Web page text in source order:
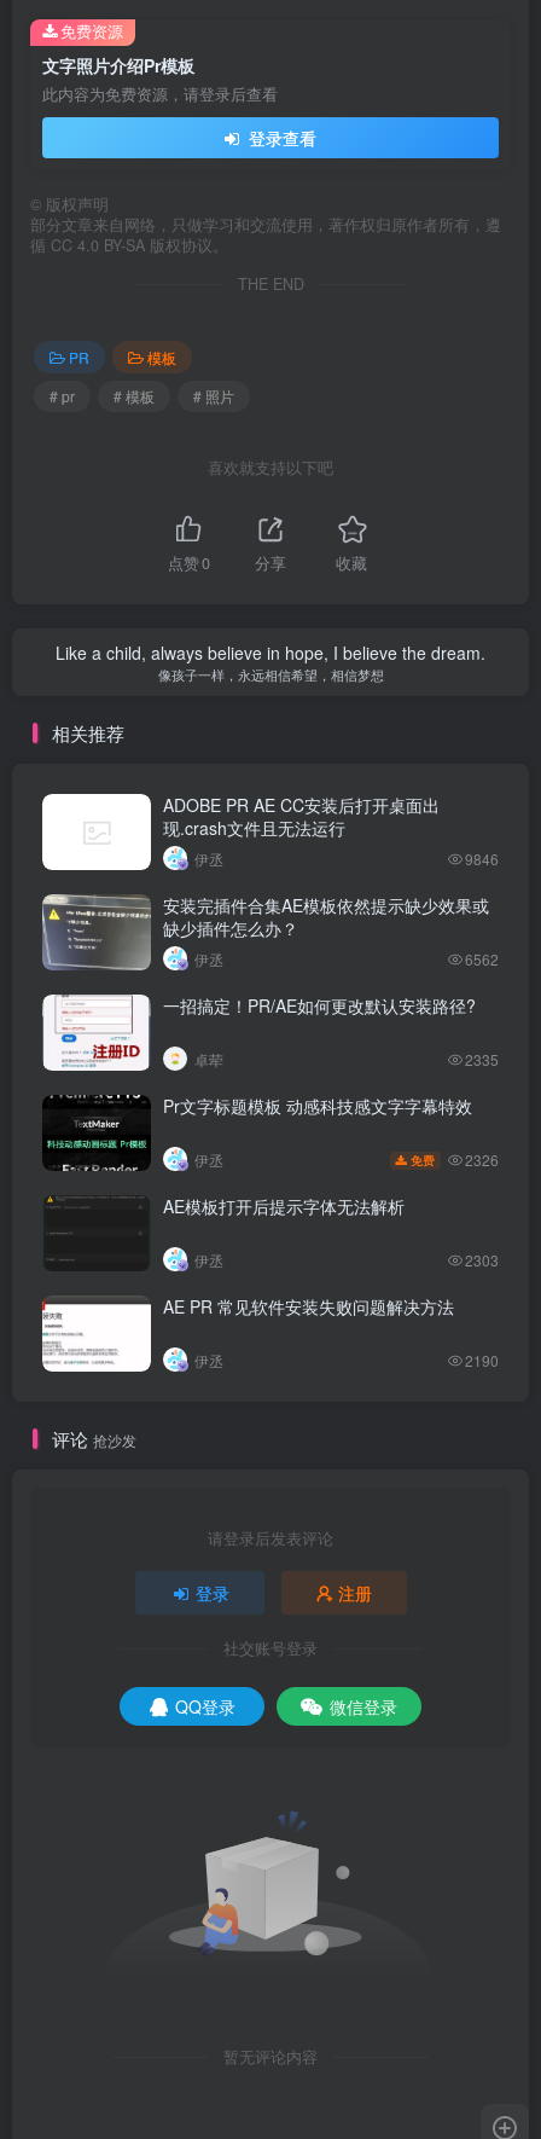
文字照片介绍Pr模板
此内容为免费资源，请登录后查看
登录查看
免费资源
© 版权声明
部分文章来自网络，只做学习和交流使用，著作权归原作者所有，遵
循 CC 4.0 BY-SA 版权协议。
THE END
PR
模板
# pr
# 模板 # 照片
喜欢就支持以下吧
点赞0 分享 收藏
Like a child, always believe in hope, I believe the dream.
像孩子一样，永远相信希望，相信梦想
相关推荐
ADOBE PR AE CC安装后打开桌面出
现.crash文件且无法运行
伊丞 9846
安装完插件合集AE模板依然提示缺少效果或
缺少插件怎么办？
伊丞 6562
一招搞定！PR/AE如何更改默认安装路径?
卓荦 2335
Pr文字标题模板 动感科技感文字字幕特效
伊丞 免费 2326
AE模板打开后提示字体无法解析
伊丞 2303
AE PR 常见软件安装失败问题解决方法
伊丞 2190
评论 抢沙发
请登录后发表评论
登录 注册
社交账号登录
QQ登录 微信登录
暂无评论内容